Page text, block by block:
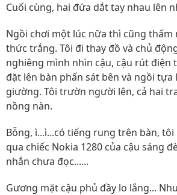
Cuối cùng, hai đứa dắt tay nhau lên
Ngồi chơi một lúc nữa thì cũng thấm
thức trắng. Tôi đi thay đồ và chủ
nghiêng mình nhìn cậu, cậu rút
đặt lên bàn phấn sát bên và ngồi
giường. Tôi trườn người lên, cả hai
nồng nàn.
Bỗng, ì...ì...có tiếng rung trên bàn,
qua chiếc Nokia 1280 của cậu sáng
nhắn chưa đọc......
Gương mặt cậu phủ đầy lo lắng...